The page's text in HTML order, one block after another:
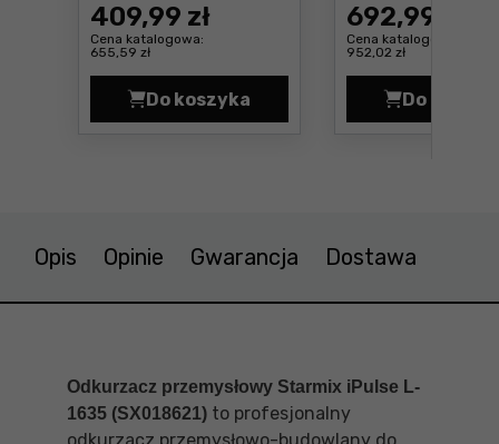
409,99 zł
Cena katalogowa:
655,59 zł
Do koszyka
Szlifierka do gipsu Dedra
692,99 zł
Cena katalogowa:
952,02 zł
Do
Opis Opinie Gwarancja Dostawa
Odkurzacz przemysłowy Starmix iPulse L-
1635 (SX018621) to profesjonalny